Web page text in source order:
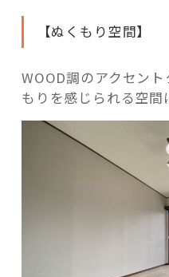
協賛・協力
これからの暮
【ぬくもり空間】
WOOD調のアクセン
もりを感じられる空間